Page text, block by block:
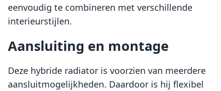
eenvoudig te combineren met verschillende
interieurstijlen.
Aansluiting en montage
Deze hybride radiator is voorzien van meerdere
aansluitmogelijkheden. Daardoor is hij flexibel